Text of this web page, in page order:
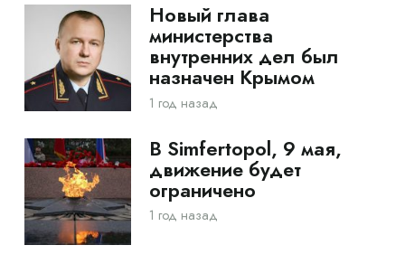
Новый глава
министерства
внутренних дел был
назначен Крымом
1 год назад
В Simfertopol, 9 мая,
движение будет
ограничено
1 год назад